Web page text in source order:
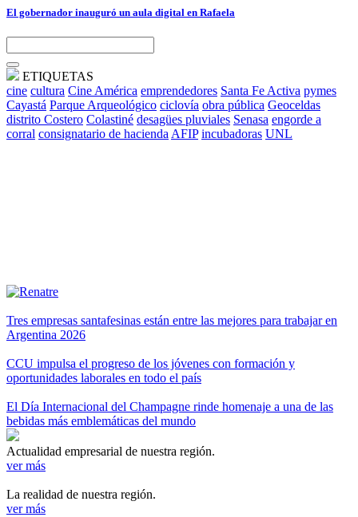
El gobernador inauguró un aula digital en Rafaela
ETIQUETAS
cine cultura Cine América emprendedores Santa Fe Activa pymes
Cayastá Parque Arqueológico ciclovía obra pública Geoceldas
distrito Costero Colastiné desagües pluviales Senasa engorde a
corral consignatario de hacienda AFIP incubadoras UNL
Tres empresas santafesinas están entre las mejores para trabajar en
Argentina 2026
CCU impulsa el progreso de los jóvenes con formación y
oportunidades laborales en todo el país
El Día Internacional del Champagne rinde homenaje a una de las
bebidas más emblemáticas del mundo
Actualidad empresarial de nuestra región.
ver más
La realidad de nuestra región.
ver más